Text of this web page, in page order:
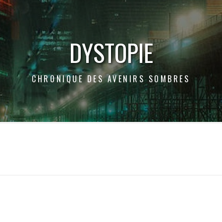
DYSTOPIE
CHRONIQUE DES AVENIRS SOMBRES